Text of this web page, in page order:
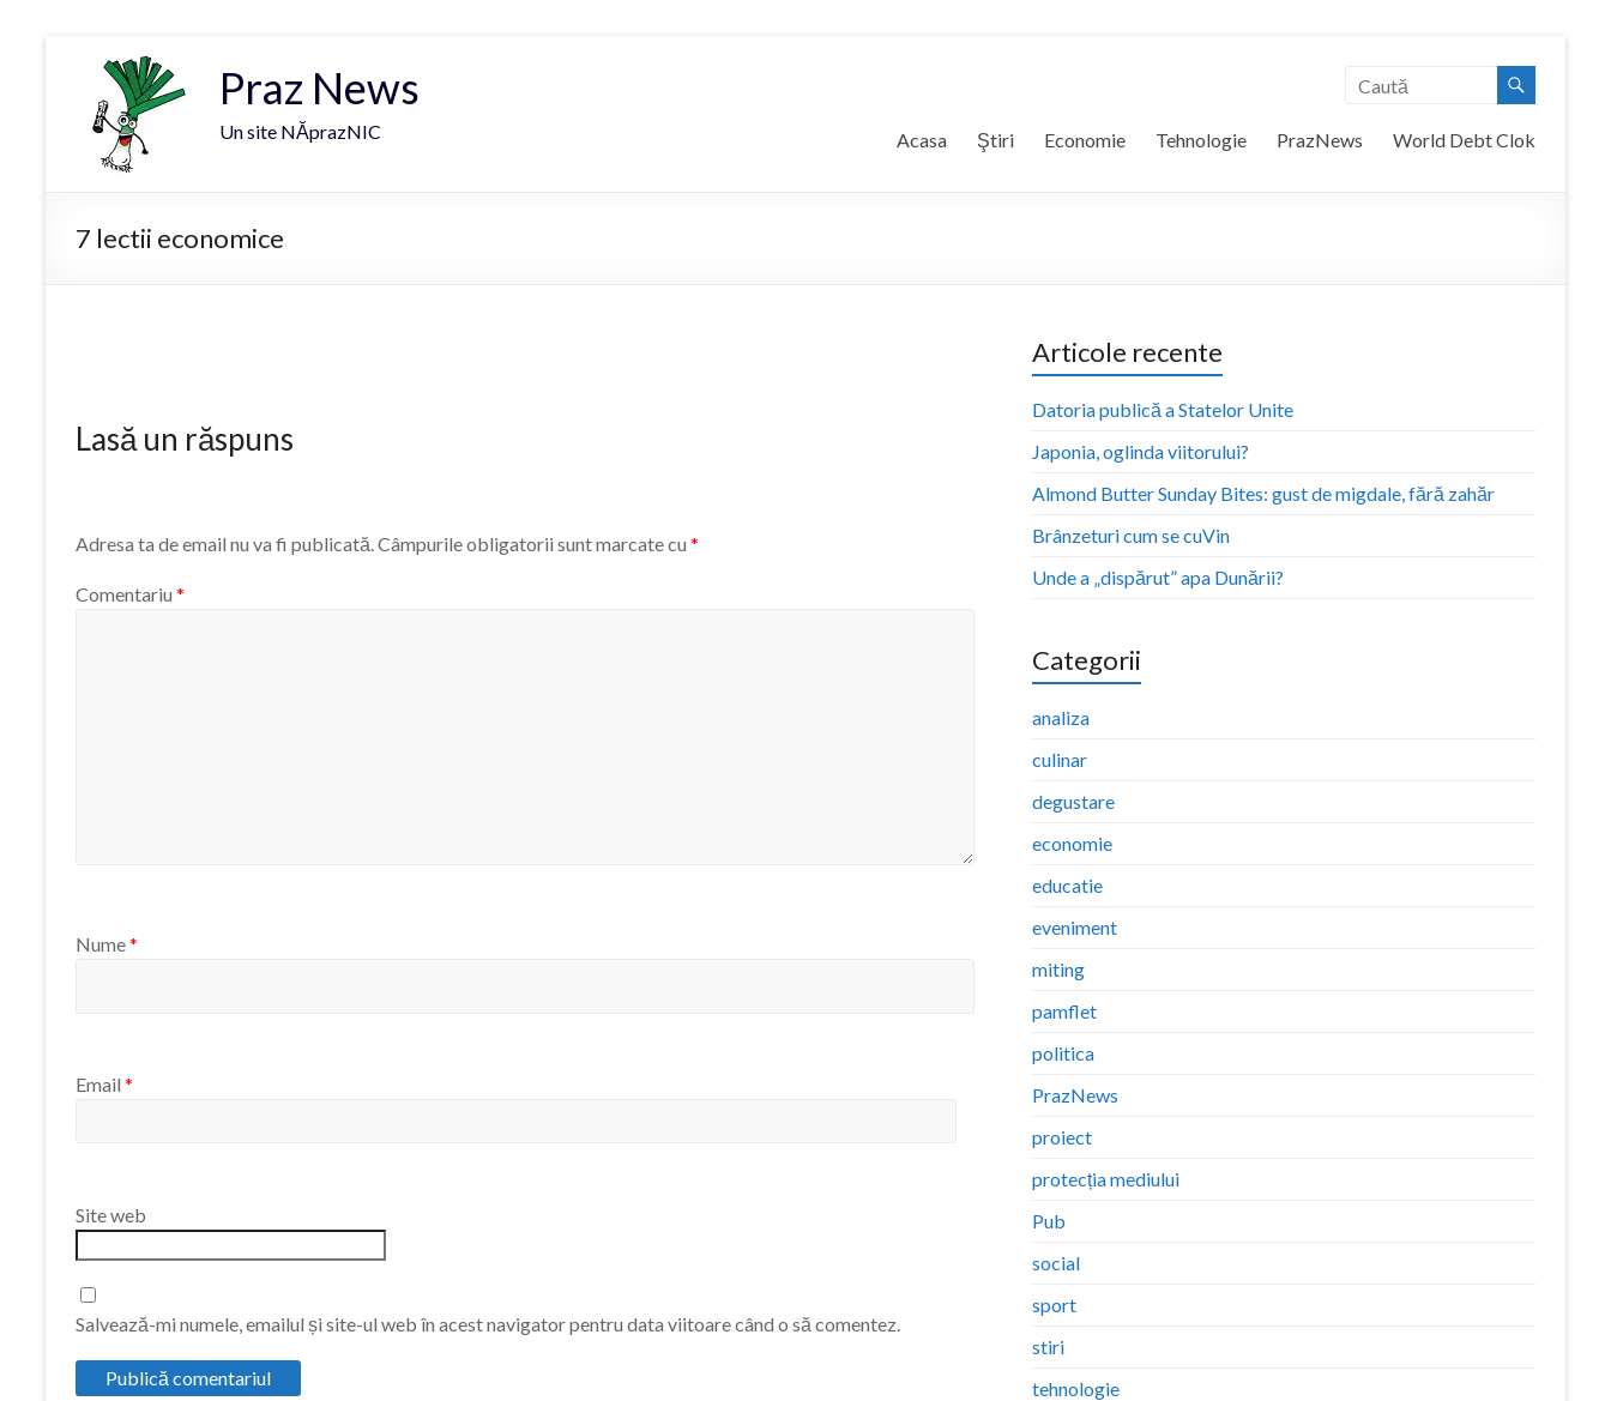
Praz News
Un site NĂprazNIC Acasa Ştiri Economie Tehnologie PrazNews World Debt Clok
7 lectii economice
Lasă un răspuns
Adresa ta de email nu va fi publicată.Câmpurile obligatorii sunt marcate cu *
Comentariu *
Nume*
Email *
Site web
Salvează-mi numele, emailul și site-ul web în acest navigator pentru data viitoare când o să comentez.
Articole recente
Datoria publică a Statelor Unite
Japonia, oglinda viitorului?
Almond Butter Sunday Bites: gust de migdale, fără zahăr
Brânzeturi cum se cuVin
Unde a „dispărut” apa Dunării?
Categorii
analiza
culinar
degustare
economie
educatie
eveniment
miting
pamflet
politica
PrazNews
proiect
protecția mediului
Pub
social
sport
stiri
tehnologie